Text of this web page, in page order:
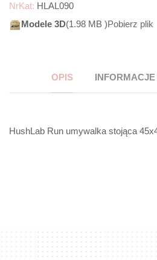
NrKat: HLAL090
Modele 3D(1.98 MB )Pobierz plik
OPIS
HushLab Run umywalka stojąca